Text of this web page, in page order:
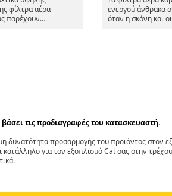
φίλτρα αέρα
παρέχουν
ενεργού άνθρακα
όταν η σκόνη και
βάσει τις προδιαγραφές του κατασκευαστή.
προσαρμογής του προϊόντος στον
για τον εξοπλισμό Cat σας στην